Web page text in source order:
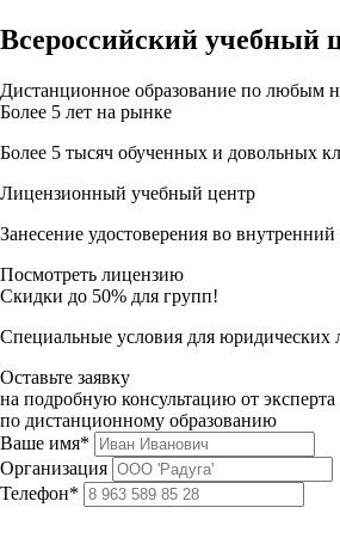
Всероссийский учебный
Дистанционное образование по любым
Более 5 лет на рынке
Более 5 тысяч обученных и довольных
Лицензионный учебный центр
Занесение удостоверения во внутренний
Посмотреть лицензию
Скидки до 50% для групп!
Специальные условия для юридических
Оставьте заявку
на подробную консультацию от эксперта
по дистанционному образованию
Ваше имя*
Организация
Телефон*